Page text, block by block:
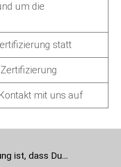
um die
statt
mit uns auf
ist, dass Du…